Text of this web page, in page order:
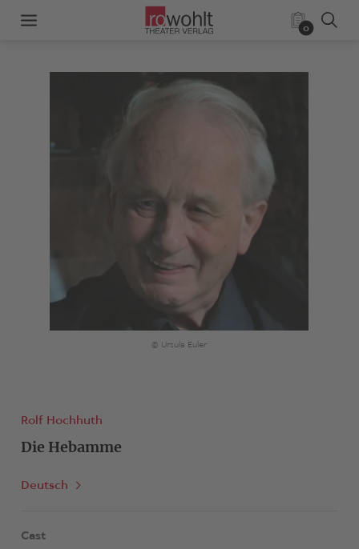
0
© Ursula Euler
Rolf Hochhuth
Die Hebamme
Deutsch
Cast